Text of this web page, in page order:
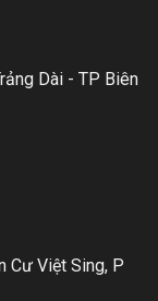
Dài - TP Biên
Cư Việt Sing, P